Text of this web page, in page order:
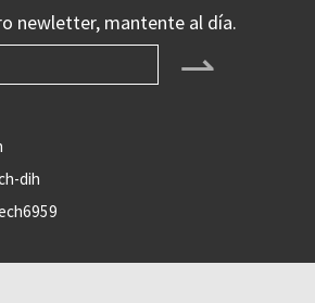
newletter, mantente al día.
⇀
dih